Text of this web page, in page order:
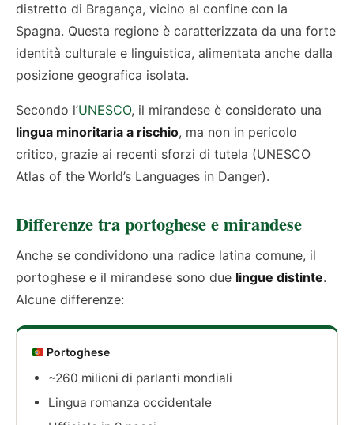
distretto di Bragança, vicino al confine con la
Spagna. Questa regione è caratterizzata da una forte
identità culturale e linguistica, alimentata anche dalla
posizione geografica isolata.
Secondo l’UNESCO, il mirandese è considerato una
lingua minoritaria a rischio, ma non in pericolo
critico, grazie ai recenti sforzi di tutela (UNESCO
Atlas of the World’s Languages in Danger).
Differenze tra portoghese e mirandese
Anche se condividono una radice latina comune, il
portoghese e il mirandese sono due lingue distinte.
Alcune differenze:
Portoghese
~260 milioni di parlanti mondiali
Lingua romanza occidentale